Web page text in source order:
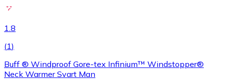
1.8
(1)
Buff ® Windproof Gore-tex Infinium™ Windstopper®
Neck Warmer Svart Man